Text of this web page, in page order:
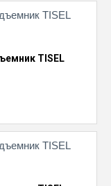
TISEL